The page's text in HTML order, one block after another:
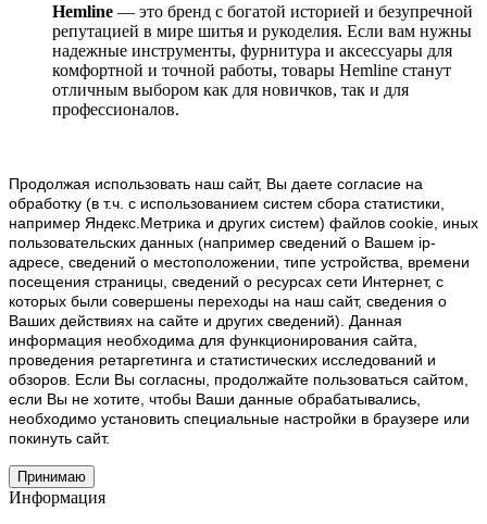
Hemline — это бренд с богатой историей и безупречной
репутацией в мире шитья и рукоделия. Если вам нужны
надежные инструменты, фурнитура и аксессуары для
комфортной и точной работы, товары Hemline станут
отличным выбором как для новичков, так и для
профессионалов.
Продолжая использовать наш cайт, Вы даете согласие на
обработку (в т.ч. с использованием систем сбора статистики,
например Яндекс.Метрика и других систем) файлов cookie, иных
пользовательских данных (например сведений о Вашем ip-
адресе, сведений о местоположении, типе устройства, времени
посещения страницы, сведений о ресурсах сети Интернет, с
которых были совершены переходы на наш сайт, сведения о
Ваших действиях на сайте и других сведений). Данная
информация необходима для функционирования сайта,
проведения ретаргетинга и статистических исследований и
обзоров. Если Вы согласны, продолжайте пользоваться сайтом,
если Вы не хотите, чтобы Ваши данные обрабатывались,
необходимо установить специальные настройки в браузере или
покинуть сайт.
Принимаю
Информация